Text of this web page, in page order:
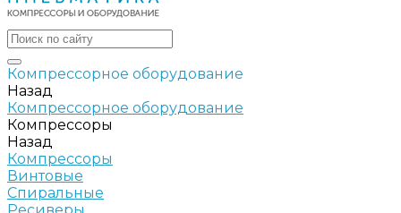
Компрессорное оборудование
Назад
Компрессорное оборудование
Компрессоры
Назад
Компрессоры
Винтовые
Спиральные